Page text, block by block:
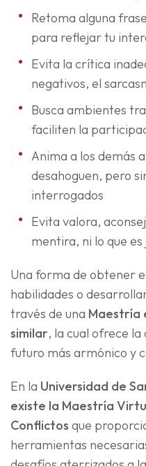
Retoma alguna
para reflejar tu
Evita la crítica
negativos, el
Busca ambientes
faciliten la
Anima a los demás
desahoguen, pero
interrogados
Evita valora,
mentira, ni lo que
Una forma de obtener
habilidades o
través de una Maestría
similar, la cual ofrece
futuro más armónico y
En la Universidad de
existe la Maestría
Conflictos que
herramientas